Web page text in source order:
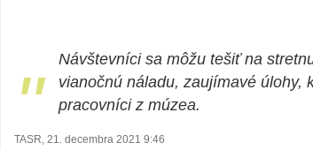
"
Návštevníci sa môžu tešiť na
vianočnú náladu, zaujímavé úlohy,
pracovníci z múzea.
TASR, 21. decembra 2021 9:46